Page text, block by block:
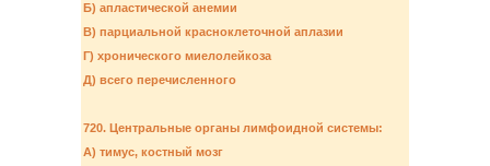
Б) апластической анемии
В) парциальной красноклеточной аплазии
Г) хронического миелолейкоза
Д) всего перечисленного
720. Центральные органы лимфоидной системы:
А) тимус, костный мозг